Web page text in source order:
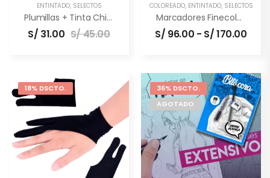
ENTINTADO, SELECTOS
Plumillas + Tinta China (combo)
S/ 31.00 S/45.00
COLOREADO, ENTINTADO, SELECTOS
Marcadores Finecolour (Set De 12 Y 24)
S/ 96.00 - S/170.00
18% DSCTO.
36% DSCTO.
AGOTADO